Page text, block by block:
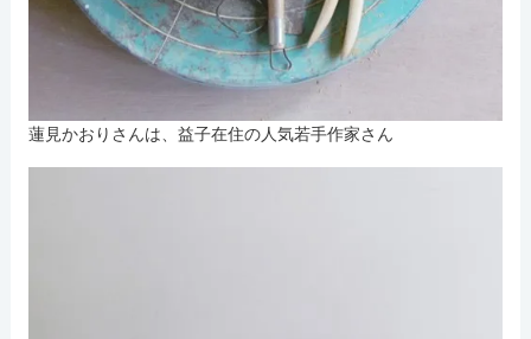
蓮見かおりさんは、益子在住の人気若手作家さん